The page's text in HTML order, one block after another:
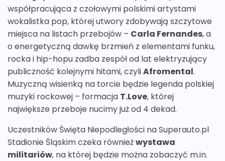
współpracująca z czołowymi polskimi artystami
wokalistka pop, której utwory zdobywają szczytowe
miejsca na listach przebojów – Carla Fernandes, a
o energetyczną dawkę brzmień z elementami funku,
rocka i hip-hopu zadba zespół od lat elektryzujący
publiczność kolejnymi hitami, czyliAfromental.
Muzyczną wisienką na torcie będzie legenda polskiej
muzyki rockowej – formacja T.Love, której
największe przeboje nucimy już od 4 dekad.
Uczestników Święta Niepodległości na Superauto.pl
Stadionie Śląskim czeka równieżwystawa
militariów, na której będzie można zobaczyć m.in.